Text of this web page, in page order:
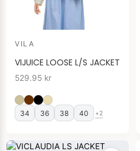
VILA
VIJUICE LOOSE L/S JACKET
529.95 kr
34 36 38 40 +2